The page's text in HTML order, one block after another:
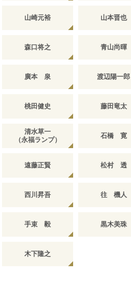
山崎元裕 山本晋也
森口将之 青山尚暉
廣本 泉 渡辺陽一郎
桃田健史 藤田竜太
清水草一
（永福ランプ）
石橋 寛
遠藤正賢 松村 透
西川昇吾 往 機人
手束 毅 黒木美珠
木下隆之